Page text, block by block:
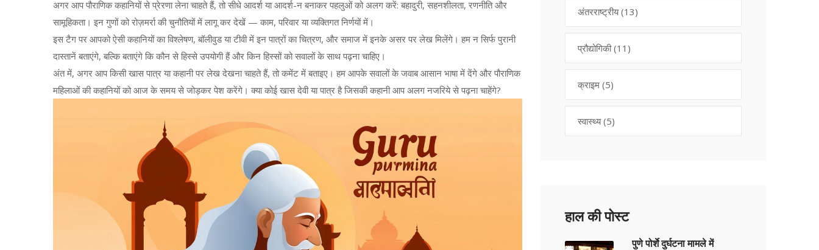
अगर आप पौराणिक कहानियों से प्रेरणा लेना चाहते हैं, तो सीधे आदर्श या आदर्श-न बनाकर पहलुओं को अलग करें: बहादुरी, सहनशीलता, रणनीति और
सामूहिकता। इन गुणों को रोज़मर्रा की चुनौतियों में लागू कर देखें — काम, परिवार या व्यक्तिगत निर्णयों में।
इस टैग पर आपको ऐसी कहानियों का विश्लेषण, बॉलीवुड या टीवी में इन पात्रों का चित्रण, और समाज में इनके असर पर लेख मिलेंगे। हम न सिर्फ पुरानी
दास्तानें बताएंगे, बल्कि बताएंगे कि कौन से हिस्से उपयोगी हैं और किन हिस्सों को सवालों के साथ पढ़ना चाहिए।
अंत में, अगर आप किसी खास पात्र या कहानी पर लेख देखना चाहते हैं, तो कमेंट में बताइए। हम आपके सवालों के जवाब आसान भाषा में देंगे और पौराणिक
महिलाओं की कहानियों को आज के समय से जोड़कर पेश करेंगे। क्या कोई खास देवी या पात्र है जिसकी कहानी आप अलग नजरिये से पढ़ना चाहेंगे?
अंतरराष्ट्रीय(13)
प्रौद्योगिकी(11)
क्राइम (5)
स्वास्थ्य(5)
हाल की पोस्ट
पुणे पोर्शे दुर्घटना मामले में